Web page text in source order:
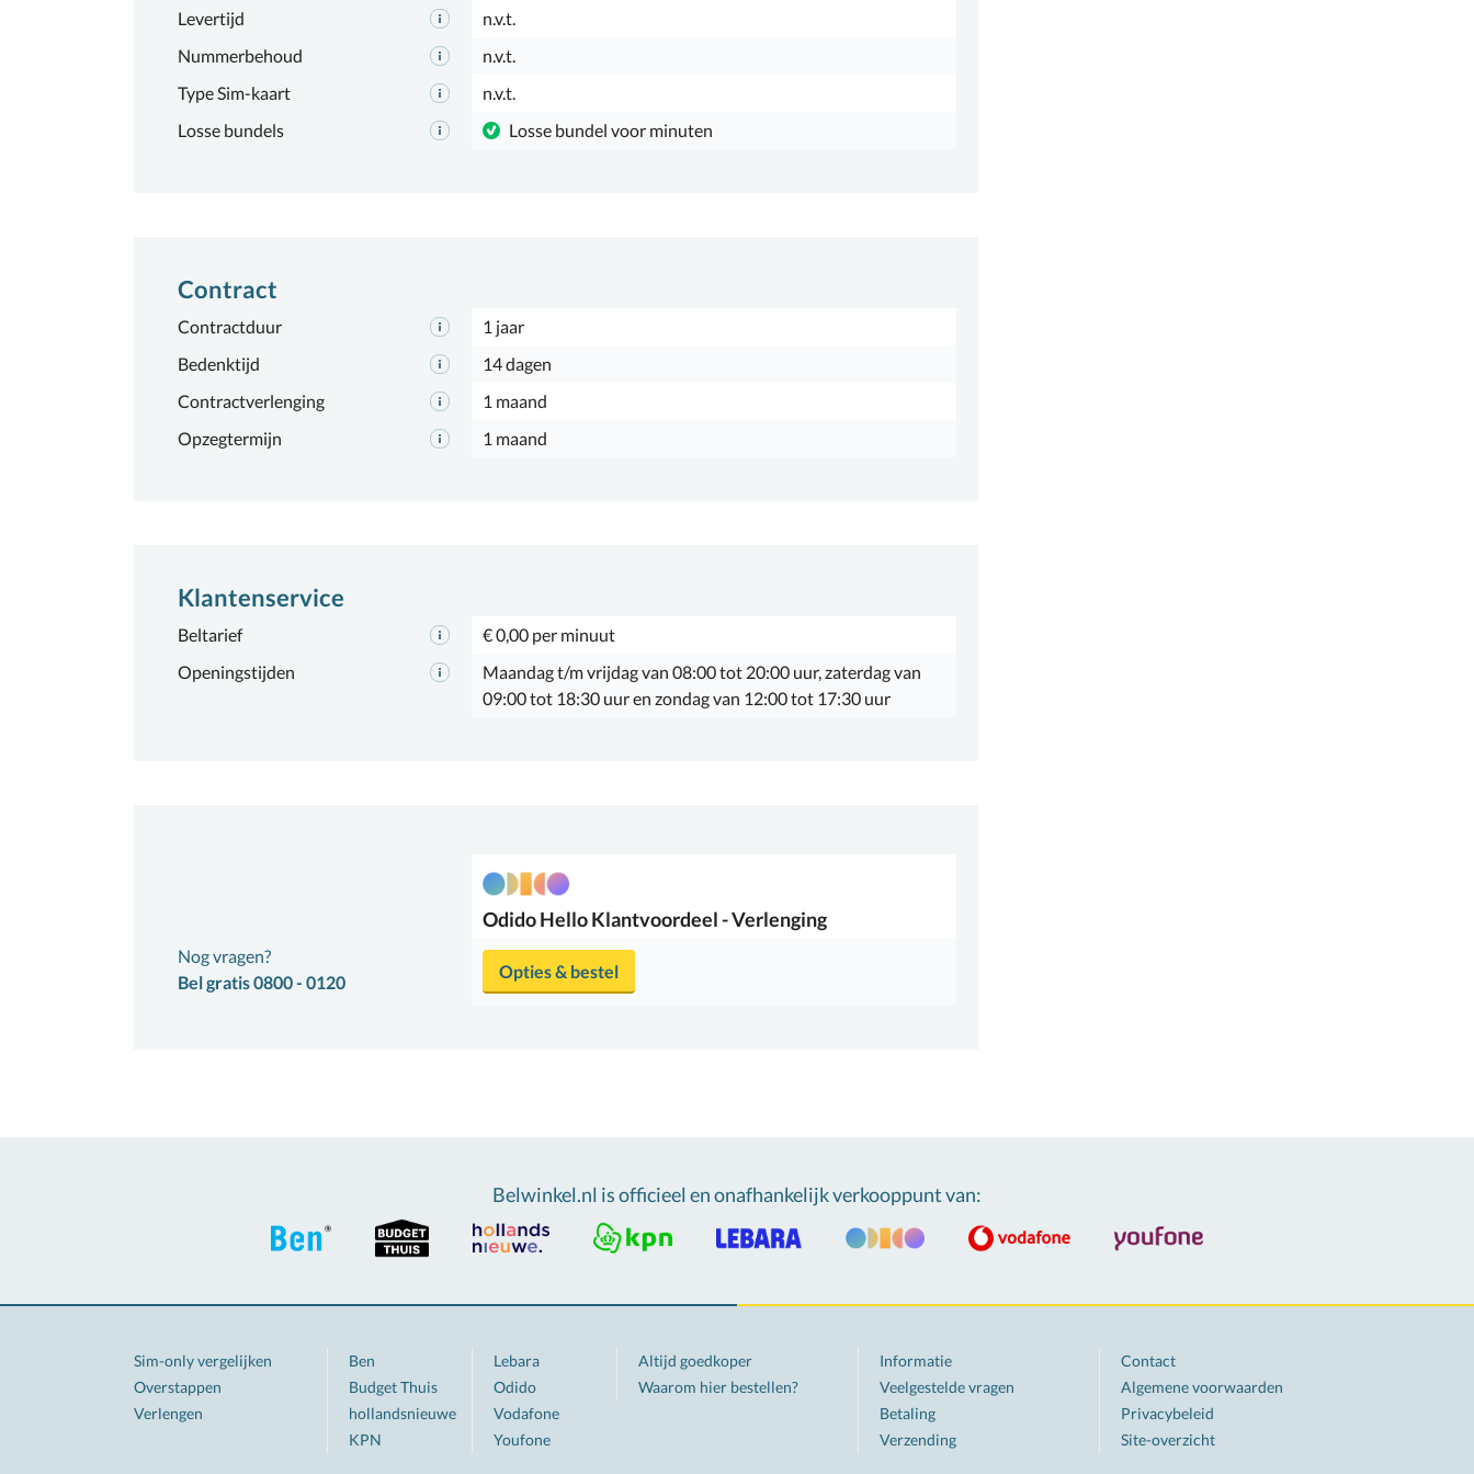
Levertijd
n.v.t.
Nummerbehoud
n.v.t.
Type Sim-kaart
n.v.t.
Losse bundels
Losse bundel voor minuten
Contract
Contractduur
1 jaar
Bedenktijd
14 dagen
Contractverlenging
1 maand
Opzegtermijn
1 maand
Klantenservice
Beltarief
€ 0,00 per minuut
Openingstijden
Maandag t/m vrijdag van 08:00 tot 20:00 uur, zaterdag van
09:00 tot 18:30 uur en zondag van 12:00 tot 17:30 uur
OdidoHello Klantvoordeel - Verlenging
Nog vragen?
Bel gratis 0800 - 0120
Opties & bestel
Belwinkel.nl is officieel en onafhankelijk verkooppunt van:
Sim-only vergelijken
Overstappen
Verlengen
Ben
Budget Thuis
hollandsnieuwe
KPN
Lebara
Odido
Vodafone
Youfone
Altijd goedkoper
Waarom hier bestellen?
Informatie
Veelgestelde vragen
Betaling
Verzending
Contact
Algemene voorwaarden
Privacybeleid
Site-overzicht